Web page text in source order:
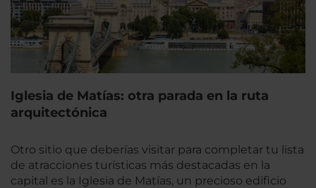
Iglesia de Matías: otra parada en la ruta
arquitectónica
Otro sitio que deberías visitar para completar tu lista
de atracciones turísticas más destacadas en la
capital es la Iglesia de Matías, un precioso edificio